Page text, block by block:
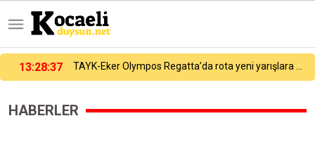
13:15:32
HABERLER